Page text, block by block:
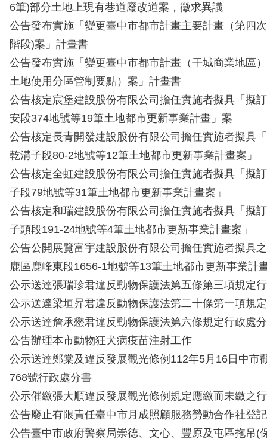
6筆)部分土地上現有巷道廢改道案，徵求異議
公告發布實施「變更臺中市都市計畫主要計畫（第四
階段)案」計畫書
公告發布實施「變更臺中市都市計畫（干城商業地區
土地使用分區管制要點）案」計畫書
公告核定宸堡建設股份有限公司擔任實施者擬具「擬
安段374地號等19筆土地都市更新事業計畫」案
公告核定長青開發建設股份有限公司擔任實施者擬具
乾溝子段80-2地號等12筆土地都市更新事業計畫案」
公告核定全虹建設股份有限公司擔任實施者擬具「擬
子段79地號等31筆土地都市更新事業計畫案」
公告核定和瑞建設股份有限公司擔任實施者擬具「擬
子頭段191-24地號等4筆土地都市更新事業計畫案」
公告公開展覽富宇建設股份有限公司擔任實施者擬具
鹿區鹿峰東段1656-1地號等13筆土地都市更新事業計
公示送達張瑞珍君違反動物保護法第五條第三項規定
公示送達梁垣昇君違反動物保護法第二十條第一項規
公示送達詹承懋君違反動物保護法第六條規定行政處
公告辦理本市動物狂犬病疫苗注射工作
公示送達鄭棠及違反發展觀光條例112年5月16日中市
768號行政處分書
公示催繳張大順違反發展觀光條例規定應繳而未繳之
公告廢止有限責任臺中市月成照顧服務勞動合作社登記
公告臺中市政府警察局崇德、文心、豐原及屯區拖吊(